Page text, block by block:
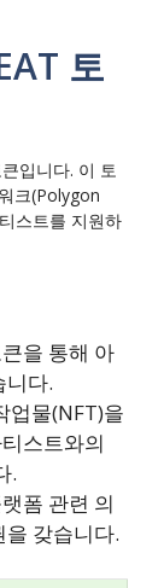
토
입니다. 이 토
크(Polygon
스트를 지원하
을 통해 아
니다.
업물(NFT)을
스트와의
.
폼 관련 의
갖습니다.